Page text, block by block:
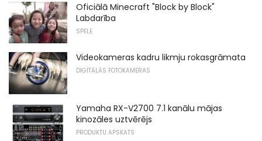
Oficiālā Minecraft "Block by Block"
Labdarība
SPĒLE
Videokameras kadru likmju rokasgrāmata
DIGITĀLĀS FOTOKAMERAS
Yamaha RX-V2700 7.1 kanālu mājas
kinozāles uztvērējs
PRODUKTU APSKATS